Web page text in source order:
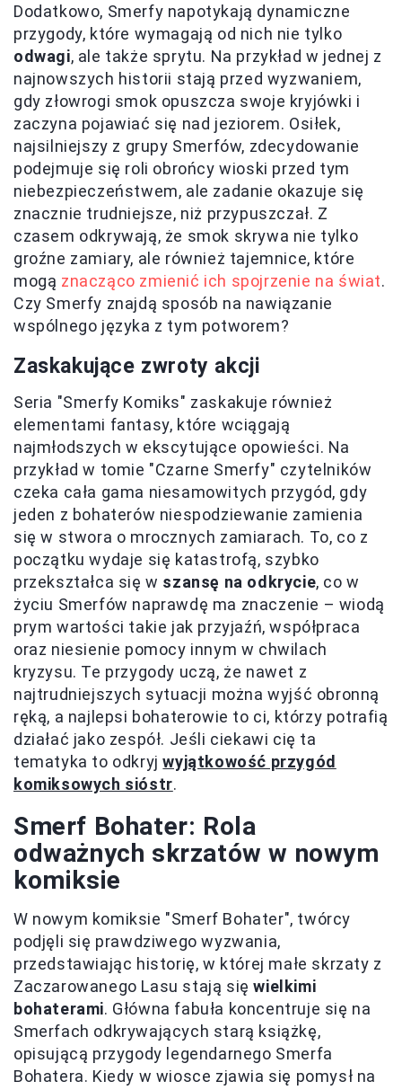
Dodatkowo, Smerfy napotykają dynamiczne
przygody, które wymagają od nich nie tylko
odwagi, ale także sprytu. Na przykład w jednej z
najnowszych historii stają przed wyzwaniem,
gdy złowrogi smok opuszcza swoje kryjówki i
zaczyna pojawiać się nad jeziorem. Osiłek,
najsilniejszy z grupy Smerfów, zdecydowanie
podejmuje się roli obrońcy wioski przed tym
niebezpieczeństwem, ale zadanie okazuje się
znacznie trudniejsze, niż przypuszczał. Z
czasem odkrywają, że smok skrywa nie tylko
groźne zamiary, ale również tajemnice, które
mogą znacząco zmienić ich spojrzenie na świat.
Czy Smerfy znajdą sposób na nawiązanie
wspólnego języka z tym potworem?
Zaskakujące zwroty akcji
Seria "Smerfy Komiks" zaskakuje również
elementami fantasy, które wciągają
najmłodszych w ekscytujące opowieści. Na
przykład w tomie "Czarne Smerfy" czytelników
czeka cała gama niesamowitych przygód, gdy
jeden z bohaterów niespodziewanie zamienia
się w stwora o mrocznych zamiarach. To, co z
początku wydaje się katastrofą, szybko
przekształca się w szansę na odkrycie, co w
życiu Smerfów naprawdę ma znaczenie – wiodą
prym wartości takie jak przyjaźń, współpraca
oraz niesienie pomocy innym w chwilach
kryzysu. Te przygody uczą, że nawet z
najtrudniejszych sytuacji można wyjść obronną
ręką, a najlepsi bohaterowie to ci, którzy potrafią
działać jako zespół. Jeśli ciekawi cię ta
tematyka to odkryjwyjątkowość przygód
komiksowych sióstr.
Smerf Bohater: Rola
odważnych skrzatów w nowym
komiksie
W nowym komiksie "Smerf Bohater", twórcy
podjęli się prawdziwego wyzwania,
przedstawiając historię, w której małe skrzaty z
Zaczarowanego Lasu stają sięwielkimi
bohaterami. Główna fabuła koncentruje się na
Smerfach odkrywających starą książkę,
opisującą przygody legendarnego Smerfa
Bohatera. Kiedy w wiosce zjawia się pomysł na